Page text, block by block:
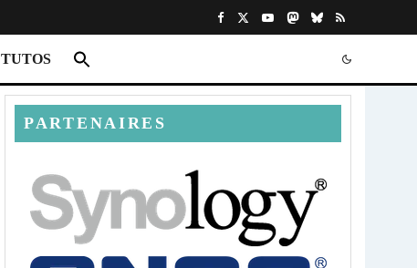
TUTOS
PARTENAIRES